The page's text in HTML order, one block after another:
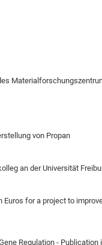
von Propan
an der Universität
for a project to
Regulation - Publication